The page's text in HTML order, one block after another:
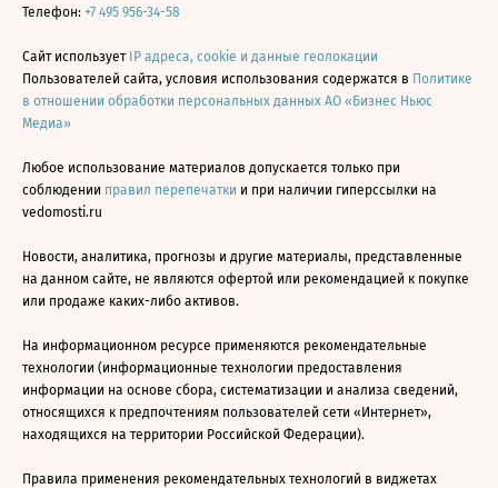
Телефон: +7 495 956-34-58
Сайт использует IP адреса, cookie и данные геолокации
Пользователей сайта, условия использования содержатся в Политике
в отношении обработки персональных данных АО «Бизнес Ньюс
Медиа»
Любое использование материалов допускается только при
соблюдении правил перепечатки и при наличии гиперссылки на
vedomosti.ru
Новости, аналитика, прогнозы и другие материалы, представленные
на данном сайте, не являются офертой или рекомендацией к покупке
или продаже каких-либо активов.
На информационном ресурсе применяются рекомендательные
технологии (информационные технологии предоставления
информации на основе сбора, систематизации и анализа сведений,
относящихся к предпочтениям пользователей сети «Интернет»,
находящихся на территории Российской Федерации).
Правила применения рекомендательных технологий в виджетах